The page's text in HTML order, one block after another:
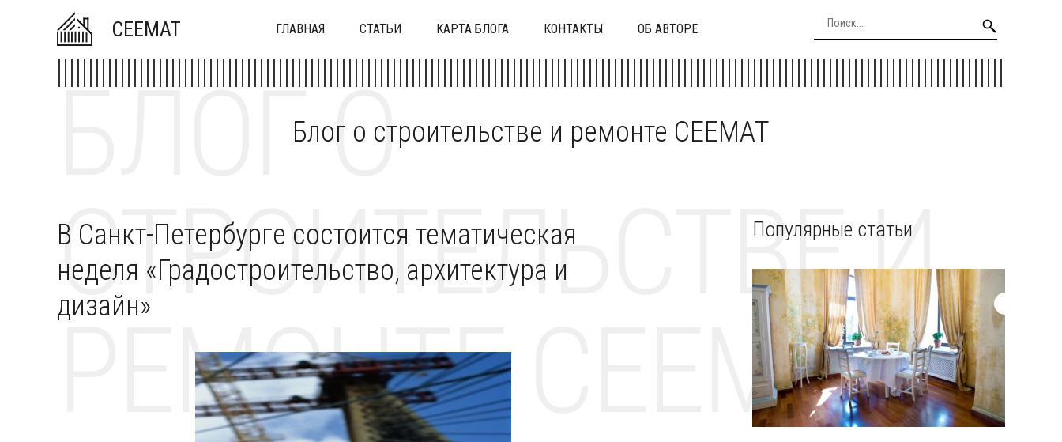
CEEMAT ГЛАВНАЯ СТАТЬИ КАРТА БЛОГА КОНТАКТЫ ОБ АВТОРЕ
Блог о строительстве и ремонте CEEMAT
БЛОГ О
СТРОИТЕЛЬСТВЕ И
РЕМОНТЕ CEEMAT
В Санкт-Петербурге состоится тематическая
неделя «Градостроительство, архитектура и
дизайн»
Популярные статьи